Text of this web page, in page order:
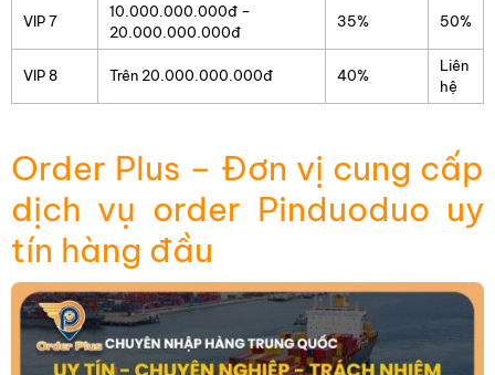
VIP 7
10.000.000.000đ –
20.000.000.000đ
35% 50%
VIP 8 Trên 20.000.000.000đ 40%
Liên
hệ
Order Plus – Đơn vị cung cấp
dịch vụ order Pinduoduo uy
tín hàng đầu